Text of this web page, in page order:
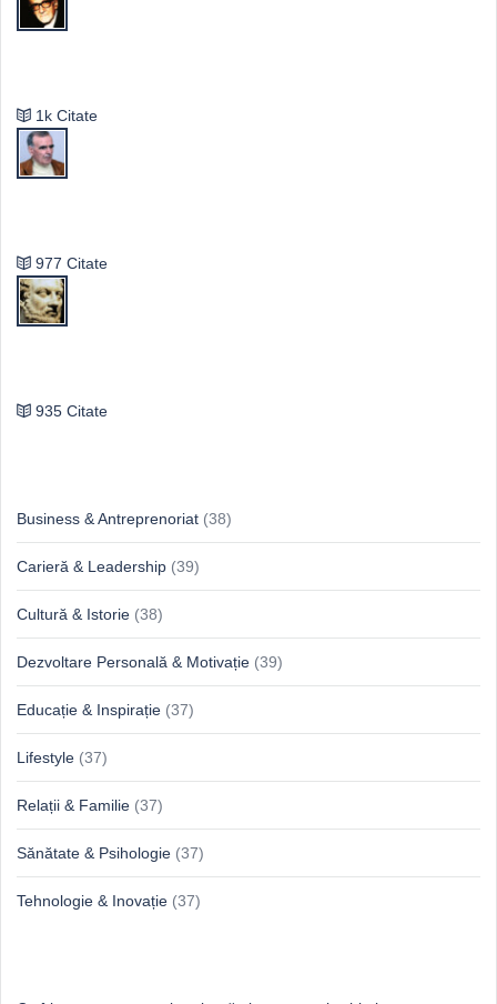
1k Citate
977 Citate
935 Citate
Business & Antreprenoriat (38)
Carieră & Leadership (39)
Cultură & Istorie (38)
Dezvoltare Personală & Motivație (39)
Educație & Inspirație (37)
Lifestyle (37)
Relații & Familie (37)
Sănătate & Psihologie (37)
Tehnologie & Inovație (37)